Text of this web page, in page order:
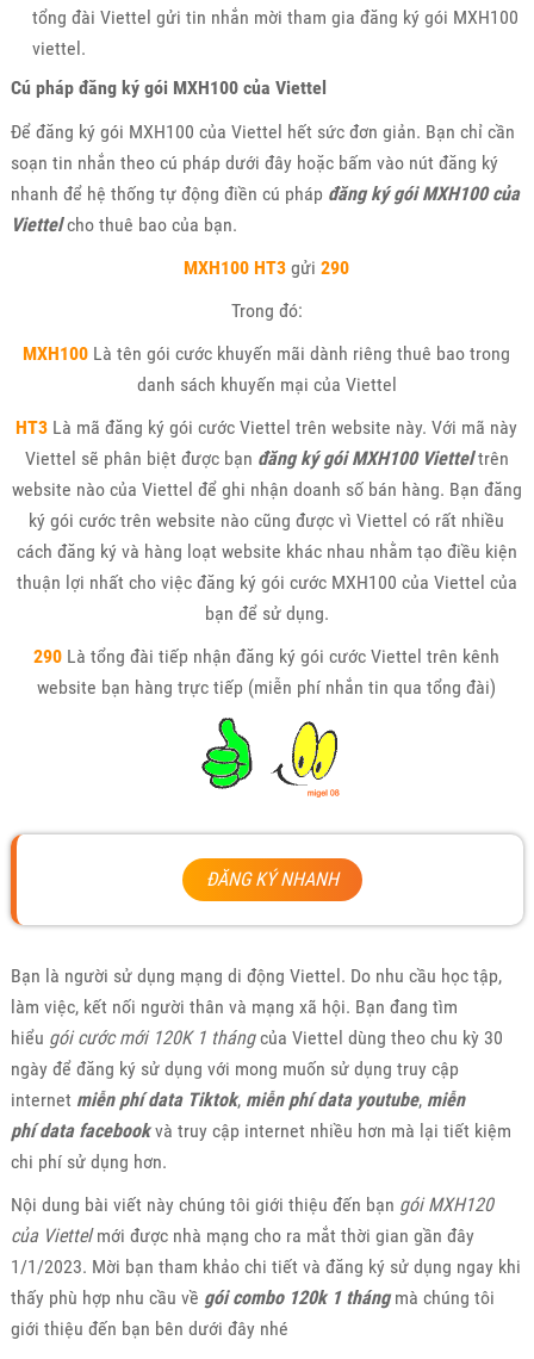
tổng đài Viettel gửi tin nhắn mời tham gia đăng ký gói MXH100
viettel.
Cú pháp đăng ký gói MXH100 của Viettel
Để đăng ký gói MXH100 của Viettel hết sức đơn giản. Bạn chỉ cần
soạn tin nhắn theo cú pháp dưới đây hoặc bấm vào nút đăng ký
nhanh để hệ thống tự động điền cú pháp đăng ký gói MXH100 của
Viettelcho thuê bao của bạn.
MXH100 HT3 gửi 290
Trong đó:
MXH100 Là tên gói cước khuyến mãi dành riêng thuê bao trong
danh sách khuyến mại của Viettel
HT3 Là mã đăng ký gói cước Viettel trên website này. Với mã này
Viettel sẽ phân biệt được bạn đăng ký gói MXH100 Vietteltrên
website nào của Viettel để ghi nhận doanh số bán hàng. Bạn đăng
ký gói cước trên website nào cũng được vì Viettel có rất nhiều
cách đăng ký và hàng loạt website khác nhau nhằm tạo điều kiện
thuận lợi nhất cho việc đăng ký gói cước MXH100 của Viettel của
bạn để sử dụng.
290 Là tổng đài tiếp nhận đăng ký gói cước Viettel trên kênh
website bạn hàng trực tiếp (miễn phí nhắn tin qua tổng đài)
ĐĂNG KÝ NHANH
Bạn là người sử dụng mạng di động Viettel. Do nhu cầu học tập,
làm việc, kết nối người thân và mạng xã hội. Bạn đang tìm
hiểu gói cước mới 120K 1 thángcủa Viettel dùng theo chu kỳ 30
ngày để đăng ký sử dụng với mong muốn sử dụng truy cập
internet miễn phí data Tiktok, miễn phí data youtube, miễn
phí data facebookvà truy cập internet nhiều hơn mà lại tiết kiệm
chi phí sử dụng hơn.
Nội dung bài viết này chúng tôi giới thiệu đến bạn gói MXH120
của Viettelmới được nhà mạng cho ra mắt thời gian gần đây
1/1/2023. Mời bạn tham khảo chi tiết và đăng ký sử dụng ngay khi
thấy phù hợp nhu cầu về gói combo 120k 1 tháng mà chúng tôi
giới thiệu đến bạn bên dưới đây nhé